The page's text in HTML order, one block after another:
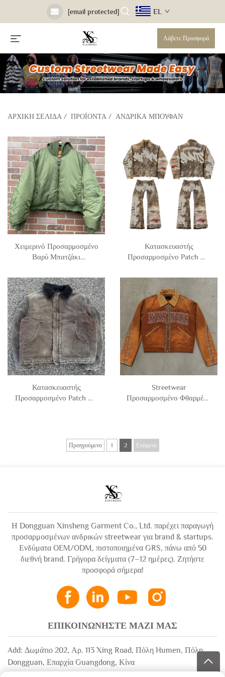
[email protected] EL
Λάβετε Προσφορά
ΑΡΧΙΚΉ ΣΕΛΊΔΑ / ΠΡΟΪΌΝΤΑ / ΑΝΔΡΙΚΆ ΜΠΟΥΦΆΝ
Χειμερινό Προσαρμοσμένο
Βαρύ Μπατζάκι
Κομμένο Φαρδύ Μπουφάν
Ζιπ Μπέιζμπολ Στυλ
Μπόμπερ με Κουκούλα για
Άνδρες
Κατασκευαστής
Προσαρμοσμένο Patch Με
Camouflage Camo Denim
Καμβάς Ζακέτα και Φαρδιά
Παντελόνια Cargo για
Άνδρες
Κατασκευαστής
Προσαρμοσμένο Patch Με
Ζακέτα Βαμβακιού για
Άνδρες
Streetwear
Προσαρμοσμένο Φθαρμένο
Denim Καμβάς Ζακέτα για
Προηγούμενο 1 2 Επόμενο
Η Dongguan Xinsheng Garment Co., Ltd. παρέχει παραγωγή
προσαρμοσμένων ανδρικών streetwear για brand & startups.
Ενδύματα OEM/ODM, πιστοποιημένα GRS, πάνω από 50
διεθνή brand. Γρήγορα δείγματα (7–12 ημέρες). Ζητήστε
προσφορά σήμερα!
ΕΠΙΚΟΙΝΩΝΗΣΤΕ ΜΑΖΙ ΜΑΣ
Add: Δωμάτιο 202, Αρ. 113 Xing Road, Πόλη Humen, Πόλη
Dongguan, Επαρχία Guangdong, Κίνα